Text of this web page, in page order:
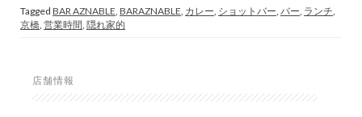
Tagged BAR AZNABLE BARAZNABLE カレー ショットバー バー ランチ
京橋 営業時間 隠れ家的
店舗情報